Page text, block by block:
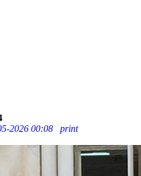
2026 00:08
print